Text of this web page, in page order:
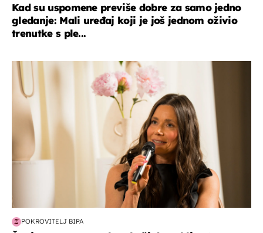
Kad su uspomene previše dobre za samo jedno
gledanje: Mali uređaj koji je još jednom oživio
trenutke s ple...
moda & ljepota
POKROVITELJ BIPA